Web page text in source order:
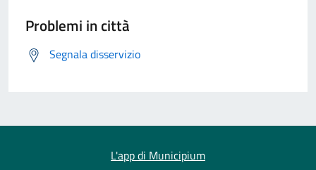
Problemi in città
Segnala disservizio
L'app di Municipium